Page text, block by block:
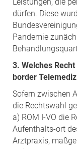
dürfen. Diese
Pandemie
3. Welches
border
Sofern zwischen
die Rechtswahl
a) ROM I-VO die
Aufenthalts-ort
Arztpraxis,